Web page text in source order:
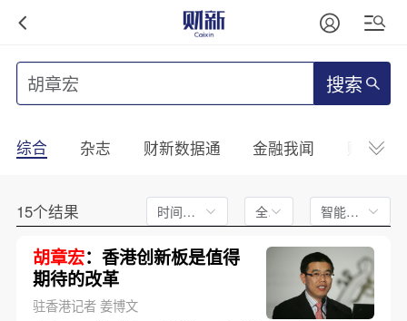
搜索
综合 杂志 财新数据通 金融我闻 财新
15个结果 时间不限 全文 智能排序
胡章宏：香港创新板是值得
期待的改革
驻香港记者 姜博文